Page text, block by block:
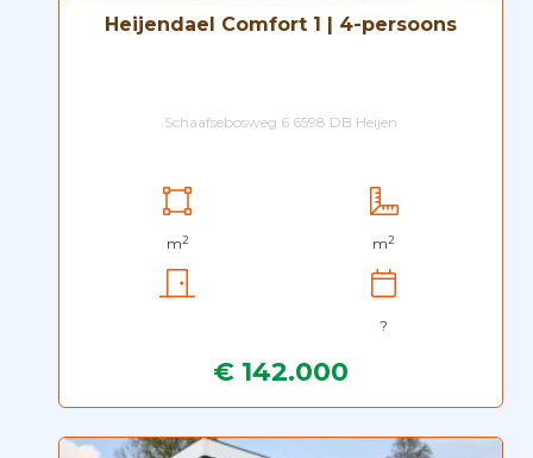
Heijendael Comfort 1 | 4-persoons
Schaafsebosweg 6 6598 DB Heijen
m2 m2
?
€ 142.000